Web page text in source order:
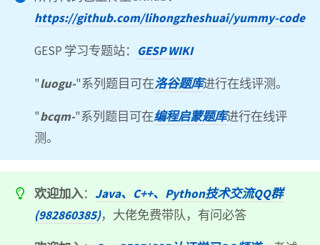
https://github.com/lihongzheshuai/yummy-code
GESP 学习专题站： GESP WIKI
"luogu-"系列题目可在洛谷题库进行在线评测。
"bcqm-"系列题目可在编程启蒙题库进行在线评
测。
欢迎加入： Java、C++、Python技术交流QQ群
(982860385)，大佬免费带队，有问必答